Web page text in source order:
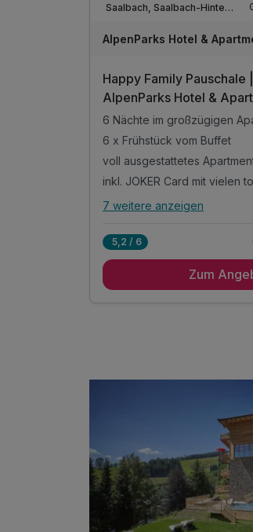
Saalbach, Saalbach-Hinterglemm
Happy Family Pauschale
AlpenParks Hotel &
Saalbach
6 Nächte im großzügigen
6 x Frühstück vom Buffet
voll ausgestattetes
Alle Inklusivleistungen
6 x Frühstück vom Buffet
inkl. W-LAN Nutzung im
inkl. Bikestorage pro
1 Handtuchwechsel inklusive
7 weitere anzeigen
5,2 / 6
Zum